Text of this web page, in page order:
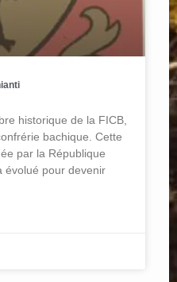
historique de la FICB,
bachique. Cette
par la République
évolué pour devenir